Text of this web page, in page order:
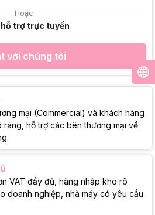
Hoặc
trợ trực tuyến
với chúng tôi
mại (Commercial) và khách hàng
hỗ trợ các bên thương mại về
VAT đầy đủ, hàng nhập kho rõ
doanh nghiệp, nhà máy có yêu cầu